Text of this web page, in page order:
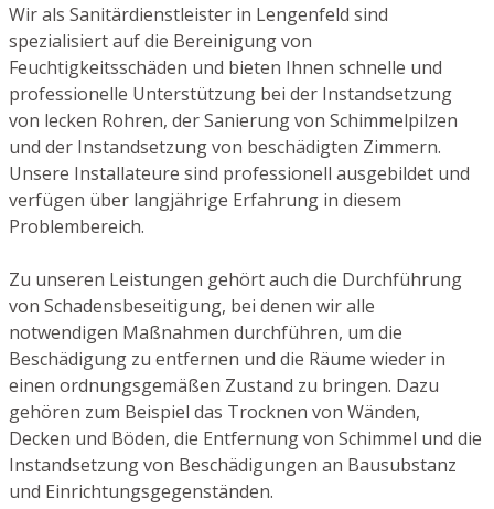
Wir als Sanitärdienstleister in Lengenfeld sind
spezialisiert auf die Bereinigung von
Feuchtigkeitsschäden und bieten Ihnen schnelle und
professionelle Unterstützung bei der Instandsetzung
von lecken Rohren, der Sanierung von Schimmelpilzen
und der Instandsetzung von beschädigten Zimmern.
Unsere Installateure sind professionell ausgebildet und
verfügen über langjährige Erfahrung in diesem
Problembereich.
Zu unseren Leistungen gehört auch die Durchführung
von Schadensbeseitigung, bei denen wir alle
notwendigen Maßnahmen durchführen, um die
Beschädigung zu entfernen und die Räume wieder in
einen ordnungsgemäßen Zustand zu bringen. Dazu
gehören zum Beispiel das Trocknen von Wänden,
Decken und Böden, die Entfernung von Schimmel und die
Instandsetzung von Beschädigungen an Bausubstanz
und Einrichtungsgegenständen.